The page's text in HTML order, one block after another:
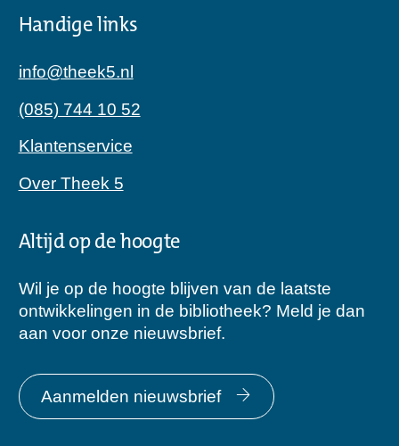
Handige links
info@theek5.nl
(085) 744 10 52
Klantenservice
Over Theek 5
Altijd op de hoogte
Wil je op de hoogte blijven van de laatste
ontwikkelingen in de bibliotheek? Meld je dan
aan voor onze nieuwsbrief.
Aanmelden nieuwsbrief